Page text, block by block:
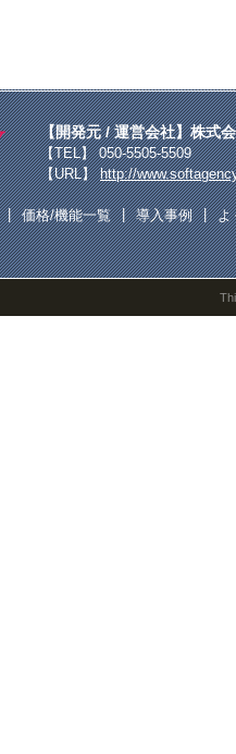
【開発元 / 運営会社】株式
【TEL】 050-5505-5509
【URL】http://
| 価格/機能一覧 | 導入事例 | よ